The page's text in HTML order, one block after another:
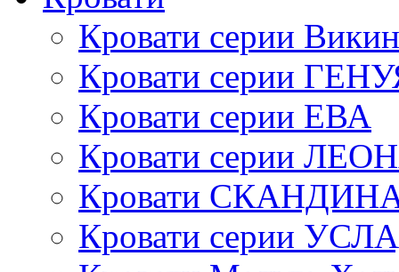
Кровати серии
Кровати серии
Кровати серии ЕВА
Кровати серии
Кровати
Кровати серии